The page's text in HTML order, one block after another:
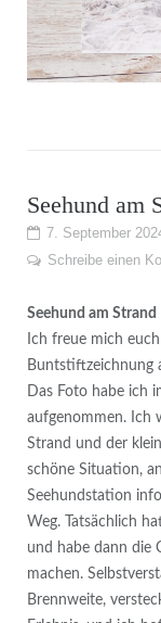
Seehund am
7. September
Schreibe einen
Seehund am Strand
Ich freue mich
Buntstiftzeichnung
Das Foto habe ich
aufgenommen. Ich
Strand und der
schöne Situation,
Seehundstation
Weg. Tatsächlich
und habe dann die
machen.
Brennweite,